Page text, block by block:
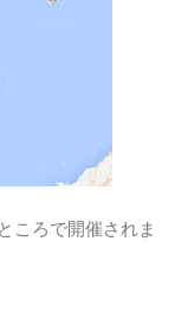
ころで開催されま